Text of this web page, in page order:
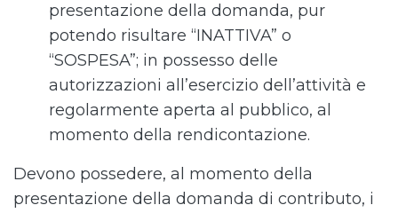
presentazione della domanda, pur
potendo risultare “INATTIVA” o
“SOSPESA”; in possesso delle
autorizzazioni all’esercizio dell’attività e
regolarmente aperta al pubblico, al
momento della rendicontazione.
Devono possedere, al momento della
presentazione della domanda di contributo, i